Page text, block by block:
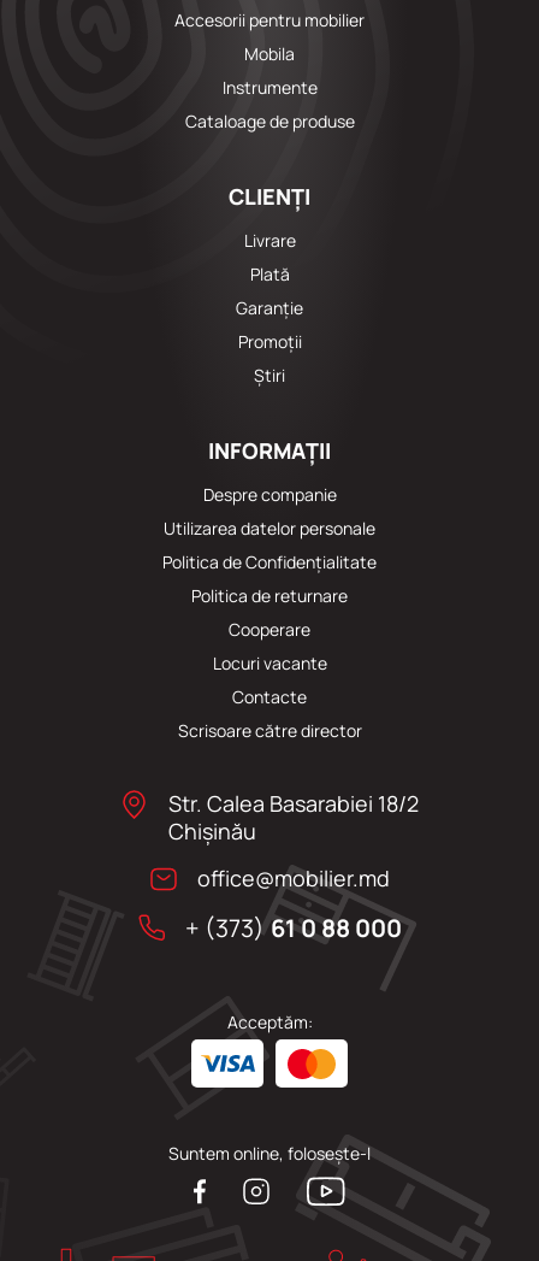
Accesorii pentru mobilier
Mobila
Instrumente
Cataloage de produse
CLIENȚI
Livrare
Plată
Garanție
Promoții
Știri
INFORMAȚII
Despre companie
Utilizarea datelor personale
Politica de Confidențialitate
Politica de returnare
Cooperare
Locuri vacante
Сontacte
Scrisoare către director
Str. Calea Basarabiei 18/2
Chişinău
office@mobilier.md
+ (373)61 0 88 000
Acceptăm:
Suntem online, folosește-l